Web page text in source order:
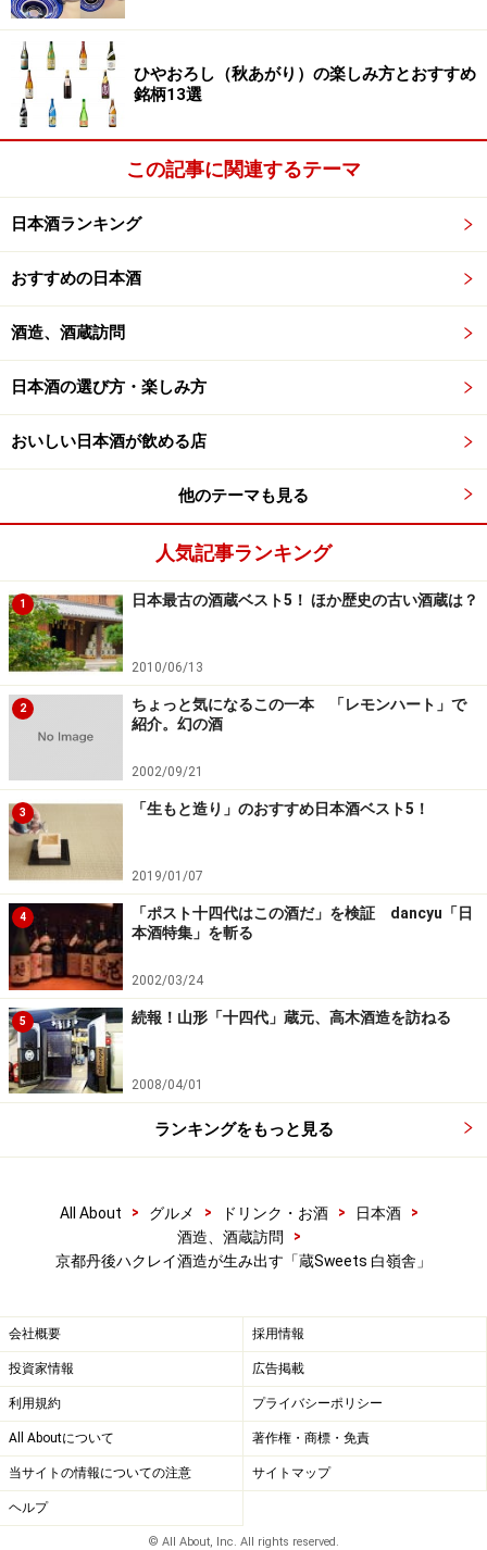
ひやおろし（秋あがり）の楽しみ方とおすすめ
銘柄13選
この記事に関連するテーマ
日本酒ランキング
おすすめの日本酒
酒造、酒蔵訪問
日本酒の選び方・楽しみ方
おいしい日本酒が飲める店
他のテーマも見る
人気記事ランキング
1 日本最古の酒蔵ベスト5！ ほか歴史の古い酒蔵は？
2010/06/13
2
ちょっと気になるこの一本 「レモンハート」で
紹介。幻の酒
2002/09/21
3 「生もと造り」のおすすめ日本酒ベスト5！
2019/01/07
4
「ポスト十四代はこの酒だ」を検証 dancyu「日
本酒特集」を斬る
2002/03/24
5 続報！山形「十四代」蔵元、高木酒造を訪ねる
2008/04/01
ランキングをもっと見る
All About > グルメ > ドリンク・お酒 > 日本酒
>
酒造、酒蔵訪問
>
京都丹後ハクレイ酒造が生み出す「蔵Sweets 白嶺舎」
会社概要 採用情報
投資家情報 広告掲載
利用規約 プライバシーポリシー
All Aboutについて 著作権・商標・免責
当サイトの情報についての注意 サイトマップ
ヘルプ
© All About, Inc. All rights reserved.